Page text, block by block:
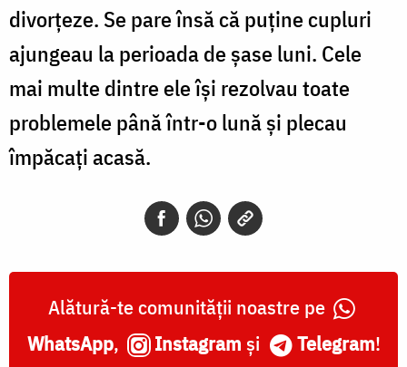
divorţeze. Se pare însă că puţine cupluri
ajungeau la perioada de şase luni. Cele
mai multe dintre ele îşi rezolvau toate
problemele până într-o lună şi plecau
împăcați acasă.
Alătură-te comunității noastre pe
WhatsApp, Instagram și Telegram!